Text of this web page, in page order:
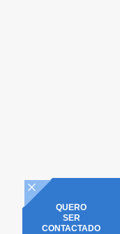
QUERO
SER
CONTACTADO